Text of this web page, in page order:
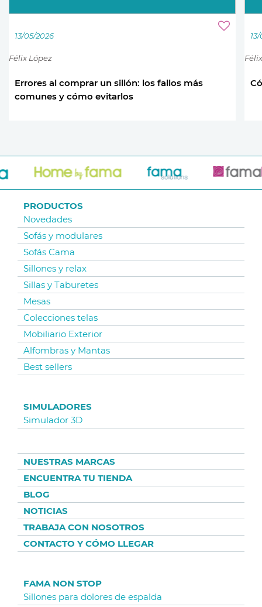
13/05/2026
Félix López
Errores al comprar un sillón: los fallos más
comunes y cómo evitarlos
PRODUCTOS
Novedades
Sofás y modulares
Sofás Cama
Sillones y relax
Sillas y Taburetes
Mesas
Colecciones telas
Mobiliario Exterior
Alfombras y Mantas
Best sellers
SIMULADORES
Simulador 3D
NUESTRAS MARCAS
ENCUENTRA TU TIENDA
BLOG
NOTICIAS
TRABAJA CON NOSOTROS
CONTACTO Y CÓMO LLEGAR
FAMA NON STOP
Sillones para dolores de espalda